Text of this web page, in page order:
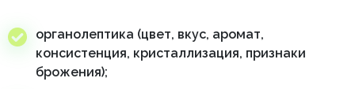
органолептика (цвет, вкус, аромат,
консистенция, кристаллизация, признаки
брожения);